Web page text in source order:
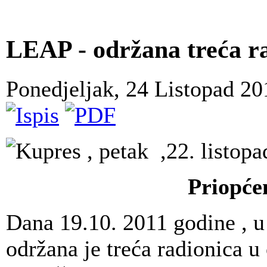
LEAP - održana treća
Ponedjeljak, 24 Listopad
Kupres , petak ,22.
Dana 19.10. 2011 godine ,
održana je treća radionica